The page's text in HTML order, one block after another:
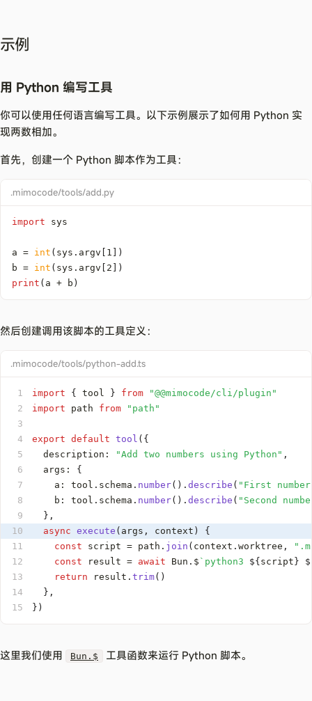
示例
用 Python 编写工具
你可以使用任何语言编写工具。以下示例展示了如何用 Python 实
现两数相加。
首先，创建一个 Python 脚本作为工具：
.mimocode/tools/add.py
import
a = int ( sys . argv 1
)
b = int ( sys . argv 2
)
print ( a + b )
然后创建调用该脚本的工具定义：
.mimocode/tools/python-add.ts
1 import { tool } from
"@@mimocode/cli/plugin"
2
import path from
"path"
3
4
export default tool ( {
5
  description
: "Add two numbers using Python" ,
6
  args
:
{
7
    a
: tool . schema . number( ) .describe ( "First
8
    b
: tool . schema . number( ) .describe ( "Second
9
} ,
10
async execute ( args , context )
{
11
const script = path . join ( context .worktree ,
12
const result = await Bun . $ ` python3 ${ script }
13
return result .trim( )
14
} ,
15
} )
这里我们使用 Bun.$ 工具函数来运行 Python 脚本。